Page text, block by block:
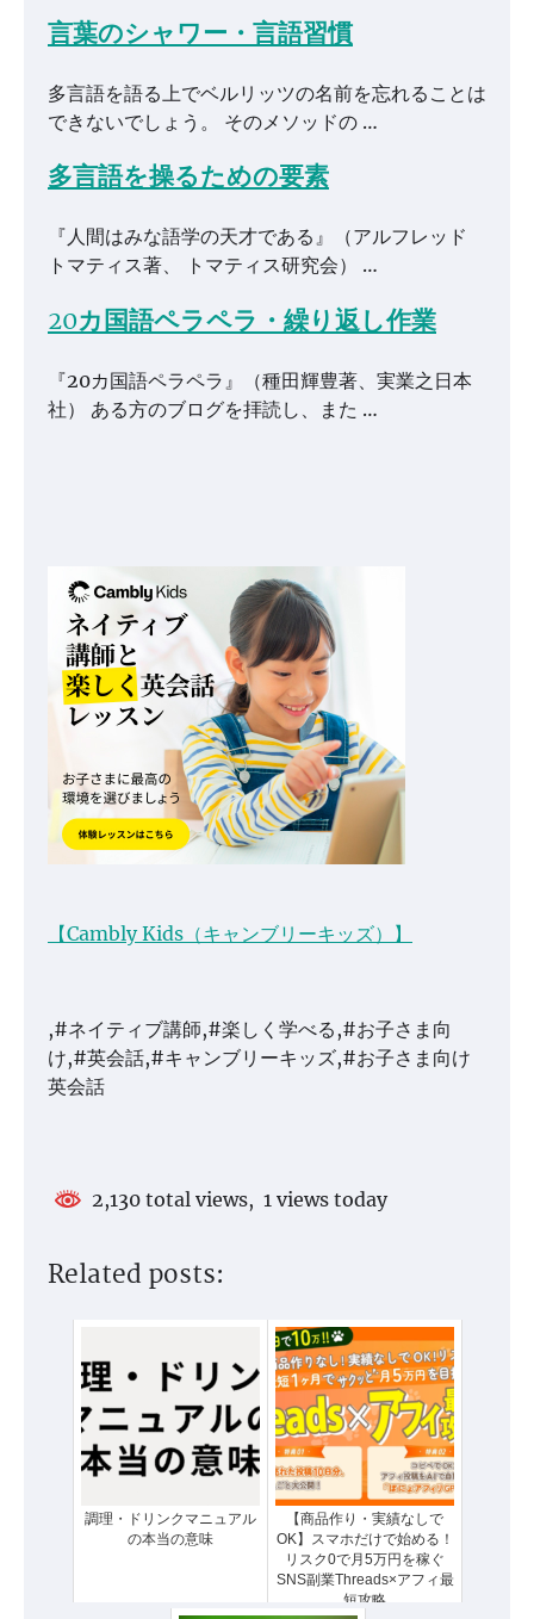
言葉のシャワー・言語習慣
多言語を語る上でベルリッツの名前を忘れることは
できないでしょう。 そのメソッドの …
多言語を操るための要素
『人間はみな語学の天才である』（アルフレッド
トマティス著、 トマティス研究会） …
20カ国語ペラペラ・繰り返し作業
『20カ国語ペラペラ』（種田輝豊著、実業之日本
社） ある方のブログを拝読し、また …
【Cambly Kids（キャンブリーキッズ）】
,#ネイティブ講師,#楽しく学べる,#お子さま向
け,#英会話,#キャンブリーキッズ,#お子さま向け
英会話
2,130 total views, 1 views today
Related posts:
調理・ドリンクマニュアル
の本当の意味
【商品作り・実績なしで
OK】スマホだけで始める！
リスク0で月5万円を稼ぐ
SNS副業Threads×アフィ最
短攻略